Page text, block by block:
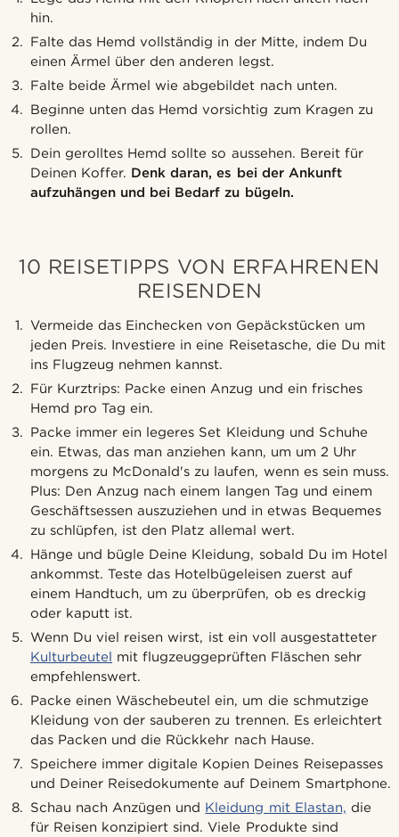
hin.
Falte das Hemd vollständig in der Mitte, indem Du
einen Ärmel über den anderen legst.
Falte beide Ärmel wie abgebildet nach unten.
Beginne unten das Hemd vorsichtig zum Kragen zu
rollen.
Dein gerolltes Hemd sollte so aussehen. Bereit für
Deinen Koffer. Denk daran, es bei der Ankunft
aufzuhängen und bei Bedarf zu bügeln.
10 REISETIPPS VON ERFAHRENEN
REISENDEN
Vermeide das Einchecken von Gepäckstücken um
jeden Preis. Investiere in eine Reisetasche, die Du mit
ins Flugzeug nehmen kannst.
Für Kurztrips: Packe einen Anzug und ein frisches
Hemd pro Tag ein.
Packe immer ein legeres Set Kleidung und Schuhe
ein. Etwas, das man anziehen kann, um um 2 Uhr
morgens zu McDonald's zu laufen, wenn es sein muss.
Plus: Den Anzug nach einem langen Tag und einem
Geschäftsessen auszuziehen und in etwas Bequemes
zu schlüpfen, ist den Platz allemal wert.
Hänge und bügle Deine Kleidung, sobald Du im Hotel
ankommst. Teste das Hotelbügeleisen zuerst auf
einem Handtuch, um zu überprüfen, ob es dreckig
oder kaputt ist.
Wenn Du viel reisen wirst, ist ein voll ausgestatteter
Kulturbeutel mit flugzeuggeprüften Fläschen sehr
empfehlenswert.
Packe einen Wäschebeutel ein, um die schmutzige
Kleidung von der sauberen zu trennen. Es erleichtert
das Packen und die Rückkehr nach Hause.
Speichere immer digitale Kopien Deines Reisepasses
und Deiner Reisedokumente auf Deinem Smartphone.
Schau nach Anzügen und Kleidung mit Elastan, die
für Reisen konzipiert sind. Viele Produkte sind